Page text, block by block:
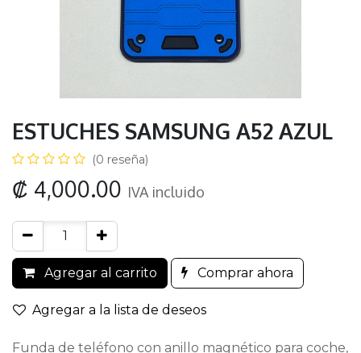
ESTUCHES SAMSUNG A52 AZUL
(0 reseña)
₡ 4,000.00 IVA incluido
Agregar al carrito Comprar ahora
Agregar a la lista de deseos
Funda de teléfono con anillo magnético para coche,